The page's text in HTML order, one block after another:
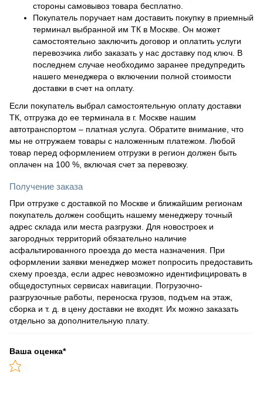
стороны самовывоз товара бесплатно.
Покупатель поручает нам доставить покупку в приемный
терминал выбранной им ТК в Москве. Он может
самостоятельно заключить договор и оплатить услуги
перевозчика либо заказать у нас доставку под ключ. В
последнем случае необходимо заранее предупредить
нашего менеджера о включении полной стоимости
доставки в счет на оплату.
Если покупатель выбрал самостоятельную оплату доставки
ТК, отгрузка до ее терминала в г. Москве нашим
автотранспортом – платная услуга. Обратите внимание, что
мы не отгружаем товары с наложенным платежом. Любой
товар перед оформлением отгрузки в регион должен быть
оплачен на 100 %, включая счет за перевозку.
Получение заказа
При отгрузке с доставкой по Москве и ближайшим регионам
покупатель должен сообщить нашему менеджеру точный
адрес склада или места разгрузки. Для новостроек и
загородных территорий обязательно наличие
асфальтированного проезда до места назначения. При
оформлении заявки менеджер может попросить предоставить
схему проезда, если адрес невозможно идентифицировать в
общедоступных сервисах навигации. Погрузочно-
разгрузочные работы, переноска грузов, подъем на этаж,
сборка и т. д. в цену доставки не входят. Их можно заказать
отдельно за дополнительную плату.
Ваша оценка*